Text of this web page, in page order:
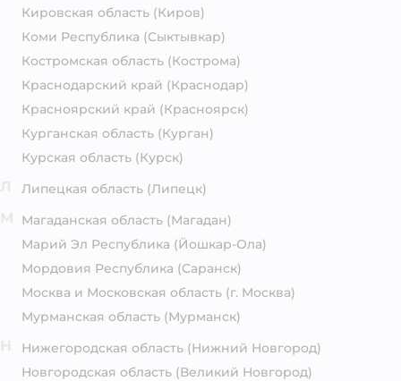
Кировская область (Киров)
Коми Республика (Сыктывкар)
Костромская область (Кострома)
Краснодарский край (Краснодар)
Красноярский край (Красноярск)
Курганская область (Курган)
Курская область (Курск)
Липецкая область (Липецк)
Магаданская область (Магадан)
Марий Эл Республика (Йошкар-Ола)
Мордовия Республика (Саранск)
Москва и Московская область (г. Москва)
Мурманская область (Мурманск)
Нижегородская область (Нижний Новгород)
Новгородская область (Великий Новгород)